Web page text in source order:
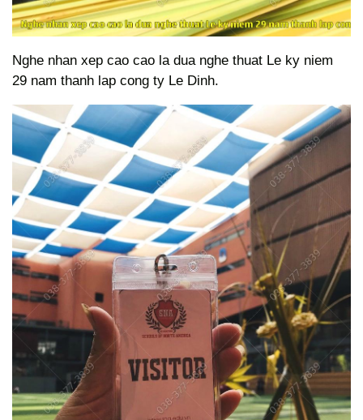
Nghe nhan xep cao cao la dua nghe thuat Le ky niem
29 nam thanh lap cong ty Le Dinh.